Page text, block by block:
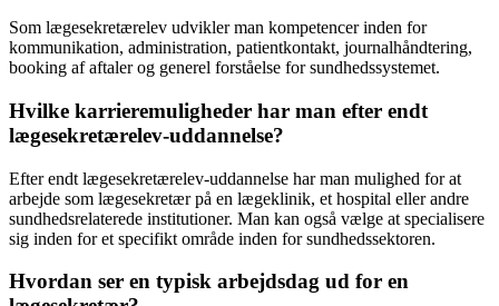
Som lægesekretærelev udvikler man kompetencer inden for
kommunikation, administration, patientkontakt, journalhåndtering,
booking af aftaler og generel forståelse for sundhedssystemet.
Hvilke karrieremuligheder har man efter endt
lægesekretærelev-uddannelse?
Efter endt lægesekretærelev-uddannelse har man mulighed for at
arbejde som lægesekretær på en lægeklinik, et hospital eller andre
sundhedsrelaterede institutioner. Man kan også vælge at specialisere
sig inden for et specifikt område inden for sundhedssektoren.
Hvordan ser en typisk arbejdsdag ud for en